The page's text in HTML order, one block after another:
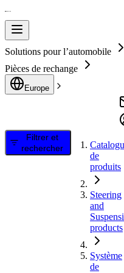
Solutions pour l’automobile
Pièces de rechange
Europe
Filtrer et
rechercher
de
produits
Steering
and
products
Système
de